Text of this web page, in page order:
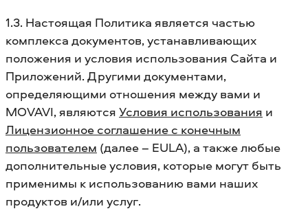
1.3. Настоящая Политика является частью
комплекса документов, устанавливающих
положения и условия использования Сайта и
Приложений. Другими документами,
определяющими отношения между вами и
MOVAVI, являются Условия использования и
Лицензионное соглашение с конечным
пользователем (далее – EULA), а также любые
дополнительные условия, которые могут быть
применимы к использованию вами наших
продуктов и/или услуг.